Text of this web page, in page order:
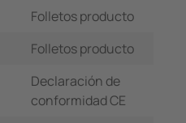
Folletos producto
Folletos producto
Declaración de
conformidad CE